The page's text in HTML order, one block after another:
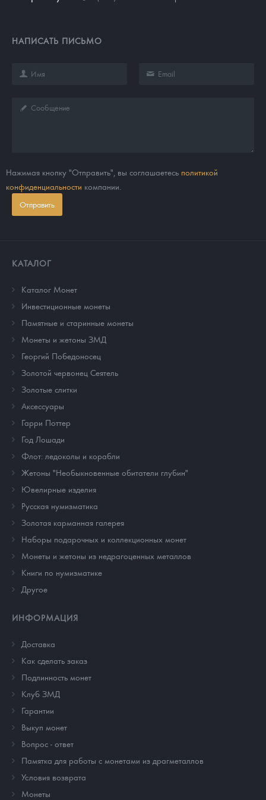
НАПИСАТЬ ПИСЬМО
Нажимая кнопку "Отправить", вы соглашаетесь политикой
конфиденциальности компании.
Отправить
КАТАЛОГ
Каталог Монет
Инвестиционные монеты
Памятные и старинные монеты
Монеты и жетоны ЗМД
Георгий Победоносец
Золотой червонец Сеятель
Золотые слитки
Аксессуары
Гарри Поттер
Год Лошади
Флот: ледоколы и корабли
Жетоны "Необыкновенные обитатели глубин"
Ювелирные изделия
Русская нумизматика
Золотая карманная галерея
Наборы подарочных и коллекционных монет
Монеты и жетоны из недрагоценных металлов
Книги по нумизматике
Другое
ИНФОРМАЦИЯ
Доставка
Как сделать заказ
Подлинность монет
Клуб ЗМД
Гарантии
Выкуп монет
Вопрос - ответ
Памятка для работы с монетами из драгметаллов
Условия возврата
Монеты